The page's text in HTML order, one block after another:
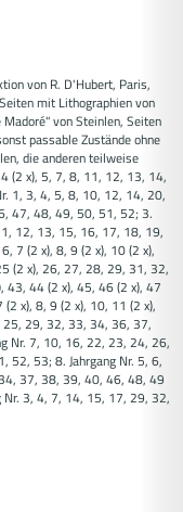
von R. D'Hubert, Paris,
mit Lithographien von
von Steinlen, Seiten
passable Zustände ohne
die anderen teilweise
(2 x), 5, 7, 8, 11, 12, 13, 14,
1, 3, 4, 5, 8, 10, 12, 14, 20,
47, 48, 49, 50, 51, 52; 3.
12, 13, 15, 16, 17, 18, 19,
7 (2 x), 8, 9 (2 x), 10 (2 x),
(2 x), 26, 27, 28, 29, 31, 32,
43, 44 (2 x), 45, 46 (2 x), 47
x), 8, 9 (2 x), 10, 11 (2 x),
25, 29, 32, 33, 34, 36, 37,
Nr. 7, 10, 16, 22, 23, 24, 26,
53; 8. Jahrgang Nr. 5, 6,
37, 38, 39, 40, 46, 48, 49
Nr. 3, 4, 7, 14, 15, 17, 29, 32,